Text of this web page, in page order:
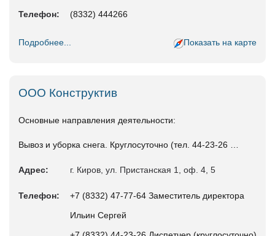
Телефон: (8332) 444266
Подробнее... Показать на карте
ООО Конструктив
Основные направления деятельности:
Вывоз и уборка снега. Круглосуточно (тел. 44-23-26 …
Адрес: г. Киров, ул. Пристанская 1, оф. 4, 5
Телефон:
+7 (8332) 47-77-64 Заместитель директора
Ильин Сергей